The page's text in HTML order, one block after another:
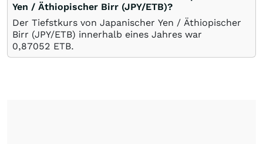
Yen / Äthiopischer Birr (JPY/ETB)?
Der Tiefstkurs von Japanischer Yen / Äthiopischer
Birr (JPY/ETB) innerhalb eines Jahres war
0,87052 ETB.